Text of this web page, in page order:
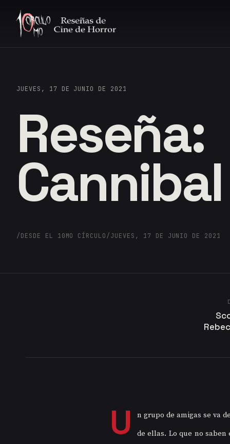
JUEVES, 17 DE JUNIO DE 2021
Reseña:
/DESDE EL 10MO CÍRCULO/JUEVES, 17 DE JUNIO DE 2021
U
n grupo de amigas se va
de ellas. Lo que no